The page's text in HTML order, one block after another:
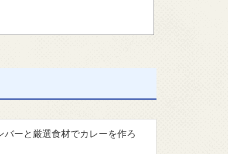
バーと厳選食材でカレーを作ろ